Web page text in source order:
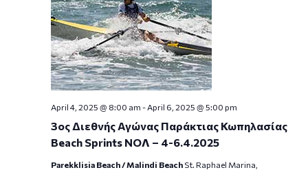
3ος Διεθνής Αγώνας Παράκτιας Κωπηλασίας
Beach Sprints ΝΟΛ – 4-6.4.2025
April 4, 2025 @ 8:00 am - April 6, 2025 @ 5:00 pm
Parekklisia Beach / Malindi Beach St. Raphael Marina,